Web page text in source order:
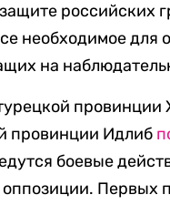
российских
необходимое для
на
провинции
провинции Идлиб
боевые
оппозиции.